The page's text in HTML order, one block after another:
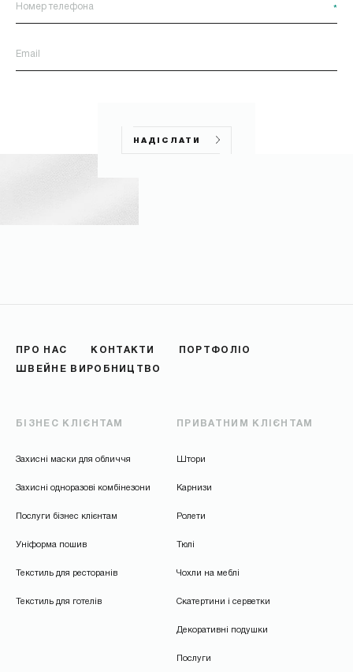
*
НАДІСЛАТИ
ПРО НАС КОНТАКТИ
ПОРТФОЛІО
ШВЕЙНЕ ВИРОБНИЦТВО
БІЗНЕС КЛІЄНТАМ
Захисні маски для обличчя
Захисні одноразові комбінезони
Послуги бізнес клієнтам
Уніформа пошив
Текстиль для ресторанів
Текстиль для готелів
ПРИВАТНИМ КЛІЄНТАМ
Штори
Карнизи
Ролети
Тюлі
Чохли на меблі
Скатертини і серветки
Декоративні подушки
Послуги